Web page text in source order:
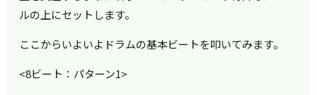
ルの上にセットします。
ここからいよいよドラムの基本ビートを叩いてみます。
<8ビート：パターン1>